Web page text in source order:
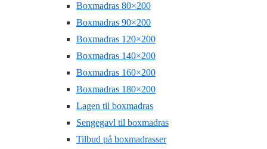
Boxmadras 80×200
Boxmadras 90×200
Boxmadras 120×200
Boxmadras 140×200
Boxmadras 160×200
Boxmadras 180×200
Lagen til boxmadras
Sengegavl til boxmadras
Tilbud på boxmadrasser